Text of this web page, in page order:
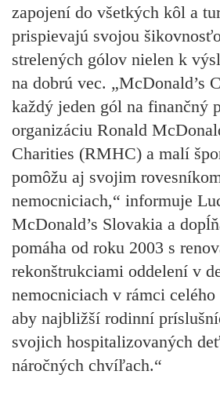
zapojení do všetkých kôl a
prispievajú svojou
strelených gólov nielen k
na dobrú vec. „McDonald’s
každý jeden gól na finančný
organizáciu Ronald
Charities (RMHC) a malí
pomôžu aj svojim
nemocniciach,“ informuje
McDonald’s Slovakia a
pomáha od roku 2003 s
rekonštrukciami oddelení v
nemocniciach v rámci celého
aby najbližší rodinní
svojich hospitalizovaných
náročných chvíľach.“